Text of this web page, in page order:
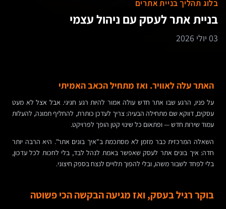
בלוג תהליך בניית אתרים
בניית אתר לעסק עם ניהול עצמי
03 יולי 2026
האתר עלה לאוויר. ואז מתחיל הכאב האמיתי
על פניו, הרגע שבו אתר חדש עולה אמור להיות רגע חגיגי. אבל אצל לא מעט
עסקים, דווקא שם מתחילה הבעיה: צריך לעדכן כותרת, להחליף תמונה, להעלות
עמוד שירות חדש — ופתאום כל שינוי קטן הופך לפרויקט.
השאלה המרכזית כבר מזמן לא מסתכמת ב"איך בונים אתר". היא הרבה יותר
חדה: איך בונים אתר לעסק שאפשר באמת לנהל לבד, בלי לחכות לכל עדכון,
בלי לפחד לשבור משהו, ובלי להפוך תלויים לנצח בספק חיצוני.
בוקר רגיל בעסק, ואז מגיעה הבקשה הכי פשוטה